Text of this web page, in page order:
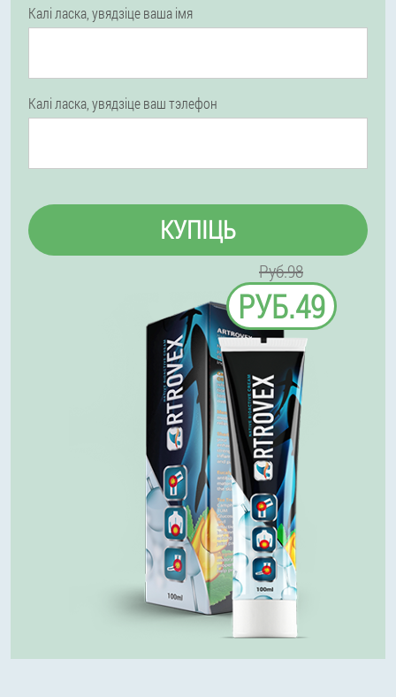
Калі ласка, увядзіце ваша імя
Калі ласка, увядзіце ваш тэлефон
КУПІЦЬ
Руб.98
РУБ.49